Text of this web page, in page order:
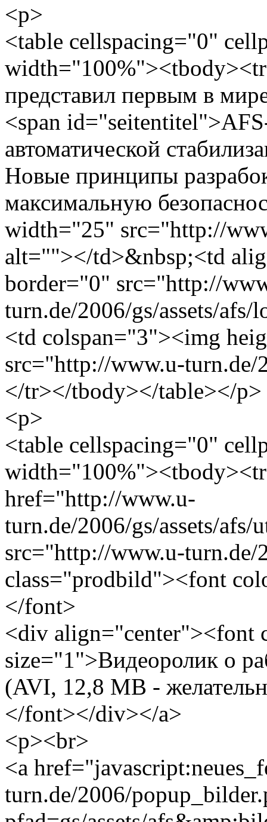
<p>
<table cellspacing="0"
представил первым в
<span
автоматической
Новые принципы
максимальную
width="25" src="http://
alt=""></td>&nbsp;<td
border="0" src="http://
turn.de/2006/gs/assets/
<td colspan="3"><img
src="http://www.u-
</tr></tbody></table></p>
<p>
<table cellspacing="0"
href="http://www.u-
turn.de/2006/gs/assets/
src="http://www.u-turn.de/
class="prodbild"><font
</font>
<div align="center"><font
size="1">Видеоролик о
(AVI, 12,8 MB -
</font></div></a>
<p><br>
<a
turn.de/2006/